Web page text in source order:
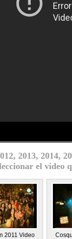
2013, 2014,
el video
2011 Video